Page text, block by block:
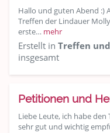
Hallo und guten Abend :)
Treffen der Lindauer
erste… mehr
Erstellt in Treffen
insgesamt
Petitionen und
Liebe Leute, ich habe den
sehr gut und wichtig